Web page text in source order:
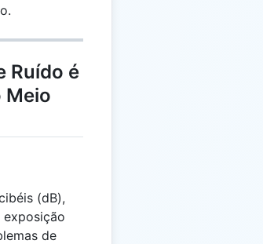
Ruído é
Meio
(dB),
de